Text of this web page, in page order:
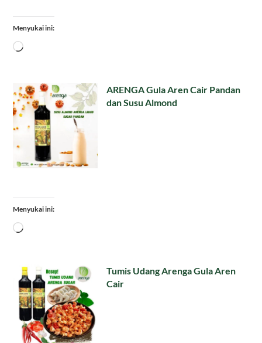
Menyukai ini:
Memuat...
ARENGA Gula Aren Cair Pandan
dan Susu Almond
Menyukai ini:
Memuat...
Tumis Udang Arenga Gula Aren
Cair